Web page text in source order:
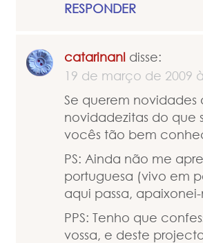
RESPONDER
catarinanl disse:
19 de março de 2009
Se querem novidades
novidadezitas do que
vocês tão bem
PS: Ainda não me
portuguesa (vivo em
aqui passa,
PPS: Tenho que
vossa, e deste